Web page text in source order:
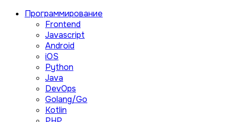
Программирование
Frontend
Javascript
Android
iOS
Python
Java
DevOps
Golang/Go
Kotlin